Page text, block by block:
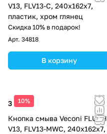
V13, FLV13-C, 240х162х7,
пластик, хром глянец
Скидка 10% в подарок!
Арт. 34818
В корзину
10%
3 472 ₽
Кнопка смыва Veconi FLUSH
V13, FLV13-MWC, 240х162х7,